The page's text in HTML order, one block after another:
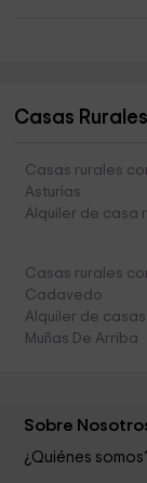
Casas
Casas rurales
Asturias
Alquiler de casa
Casas rurales
Cadavedo
Alquiler de
Muñas De Arriba
Sobre
¿Quiénes